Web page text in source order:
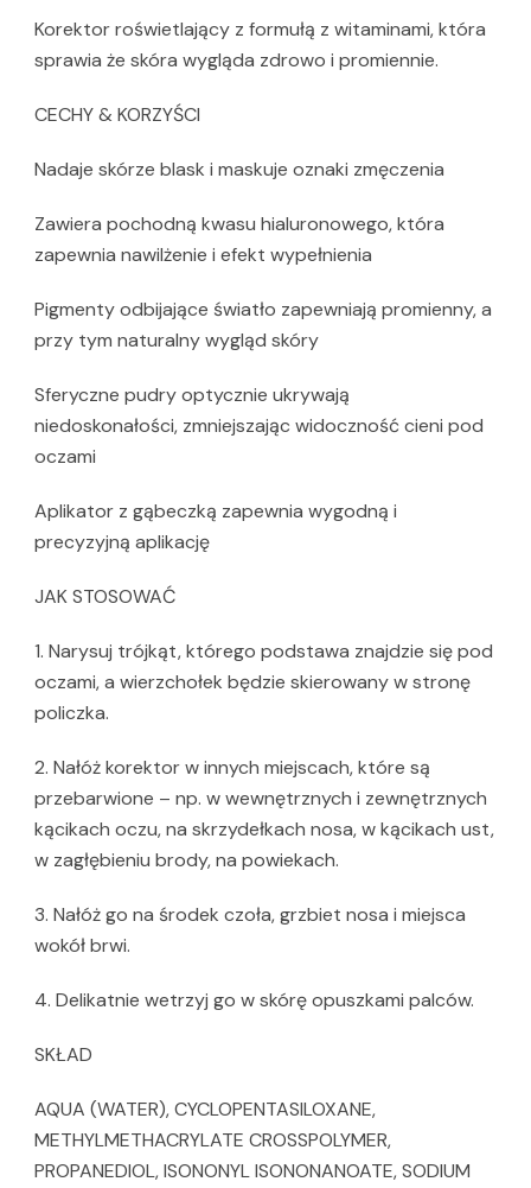
Korektor roświetlający z formułą z witaminami, która
sprawia że skóra wygląda zdrowo i promiennie.
CECHY & KORZYŚCI
Nadaje skórze blask i maskuje oznaki zmęczenia
Zawiera pochodną kwasu hialuronowego, która
zapewnia nawilżenie i efekt wypełnienia
Pigmenty odbijające światło zapewniają promienny, a
przy tym naturalny wygląd skóry
Sferyczne pudry optycznie ukrywają
niedoskonałości, zmniejszając widoczność cieni pod
oczami
Aplikator z gąbeczką zapewnia wygodną i
precyzyjną aplikację
JAK STOSOWAĆ
1. Narysuj trójkąt, którego podstawa znajdzie się pod
oczami, a wierzchołek będzie skierowany w stronę
policzka.
2. Nałóż korektor w innych miejscach, które są
przebarwione – np. w wewnętrznych i zewnętrznych
kącikach oczu, na skrzydełkach nosa, w kącikach ust,
w zagłębieniu brody, na powiekach.
3. Nałóż go na środek czoła, grzbiet nosa i miejsca
wokół brwi.
4. Delikatnie wetrzyj go w skórę opuszkami palców.
SKŁAD
AQUA (WATER), CYCLOPENTASILOXANE,
METHYLMETHACRYLATE CROSSPOLYMER,
PROPANEDIOL, ISONONYL ISONONANOATE, SODIUM